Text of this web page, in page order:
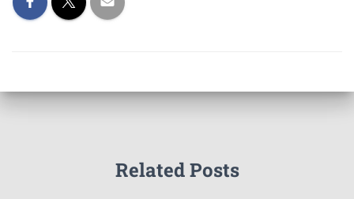
Related Posts